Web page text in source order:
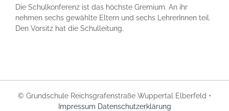
Die Schulkonferenz ist das höchste Gremium. An ihr
nehmen sechs gewählte Eltern und sechs LehrerInnen teil.
Den Vorsitz hat die Schulleitung.
© Grundschule Reichsgrafenstraße Wuppertal Elberfeld •
Impressum Datenschutzerklärung